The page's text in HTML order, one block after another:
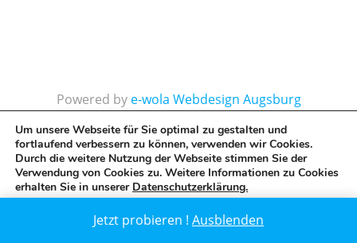
Powered by e-wola Webdesign Augsburg
Jetzt probieren ! Ausblenden
Um unsere Webseite für Sie optimal zu gestalten und
fortlaufend verbessern zu können, verwenden wir Cookies.
Durch die weitere Nutzung der Webseite stimmen Sie der
Verwendung von Cookies zu. Weitere Informationen zu Cookies
erhalten Sie in unserer Datenschutzerklärung.
Ablehnen GDPR Cookie-Banner schließen